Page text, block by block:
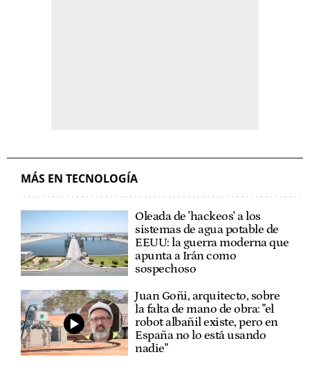
MÁS EN TECNOLOGÍA
Oleada de 'hackeos' a los
sistemas de agua potable de
EEUU: la guerra moderna que
apunta a Irán como
sospechoso
Juan Goñi, arquitecto, sobre
la falta de mano de obra: "el
robot albañil existe, pero en
España no lo está usando
nadie"